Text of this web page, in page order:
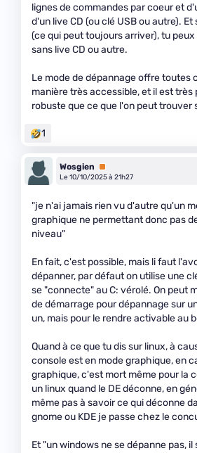
lignes de commandes par coeur et
d'un live CD (ou clé USB ou autre).
(ce qui peut toujours arriver), tu
sans live CD ou autre.
Le mode de dépannage offre toutes
manière très accessible, et il est très
robuste que ce que l'on peut trouver
1
Wosgien
Premium
Le 10/10/2025 à 21h27
"je n'ai jamais rien vu d'autre qu'un
graphique ne permettant donc pas
niveau"
En fait, c'est possible, mais li faut
dépanner, par défaut on utilise une
se "connecte" au C: vérolé. On peut
de démarrage pour dépannage sur
un, mais pour le rendre activable au
Quand à ce que tu dis sur linux, à
console est en mode graphique, en
graphique, c'est mort même pour la
un linux quand le DE déconne, en
même pas à savoir ce qui déconne
gnome ou KDE je passe chez le
Et "un windows ne se dépanne pas, il